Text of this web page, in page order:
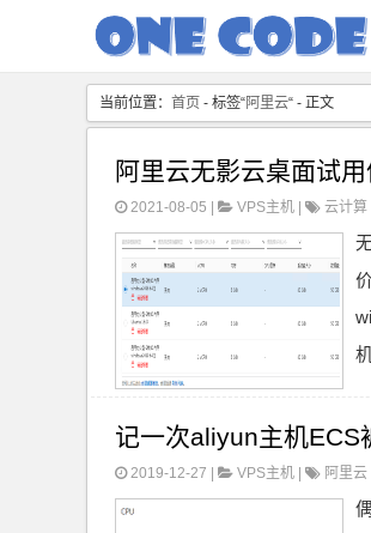
当前位置： 首页 - 标签“阿里云“ - 正文
阿里云无影云桌面试
2021-08-05 | VPS主机 云计算
记一次aliyun主机ECS
2019-12-27 | VPS主机 阿里云